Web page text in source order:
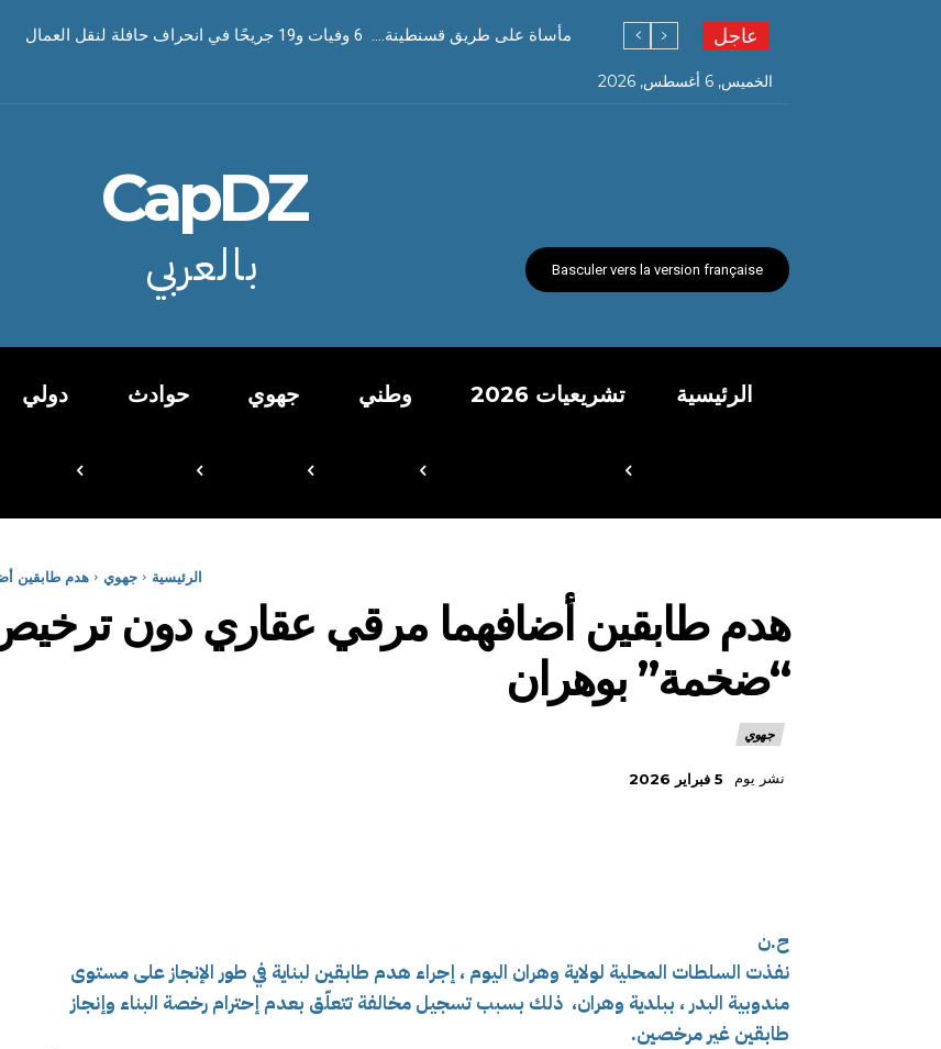
عاجل مأساة على طريق قسنطينة…. 6 وفيات و19 جريحًا في انحراف حافلة لنقل العمال
الخميس, 6 أغسطس, 2026
Basculer vers la version française
CapDZ
بالعربي
الرئيسية تشريعيات 2026 وطني جهوي حوادث دولي
الرئيسية جهوي هدم طابقين
هدم طابقين أضافهما مرقي عقاري دون ترخيص
“ضخمة” بوهران
جهوي
نشر يوم 5 فبراير 2026
ح.ن
نفذت السلطات المحلية لولاية وهران اليوم ، إجراء هدم طابقين لبناية في طور الإنجاز على مستوى
مندوبية البدر ، ببلدية وهران، ذلك بسبب تسجيل مخالفة تتعلّق بعدم إحترام رخصة البناء وإنجاز
طابقين غير مرخصين.